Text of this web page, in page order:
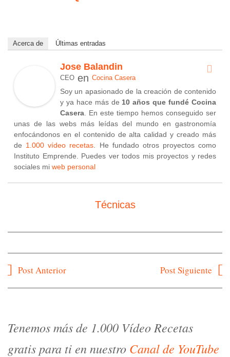
Acerca de Últimas entradas
Jose Balandin
CEO en Cocina Casera
Soy un apasionado de la creación de contenido
y ya hace más de 10 años que fundé Cocina
Casera . En este tiempo hemos conseguido ser
unas de las webs más leídas del mundo en gastronomía
enfocándonos en el contenido de alta calidad y creado más
de 1.000 vídeo recetas . He fundado otros proyectos como
Instituto Emprende. Puedes ver todos mis proyectos y redes
sociales mi web personal
Técnicas
Navegación
Post Anterior Post Siguiente
Tenemos más de 1.000 Vídeo Recetas
gratis para ti en nuestro Canal de YouTube